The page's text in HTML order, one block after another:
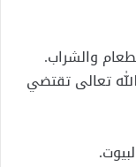
والشراب.
تعالى تقتضي